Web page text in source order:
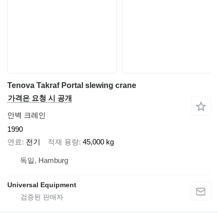
Tenova Takraf Portal slewing crane
가격은 요청 시 공개
안벽 크레인
1990
연료
전기 적재 용량 45,000 kg
독일, Hamburg
Universal Equipment